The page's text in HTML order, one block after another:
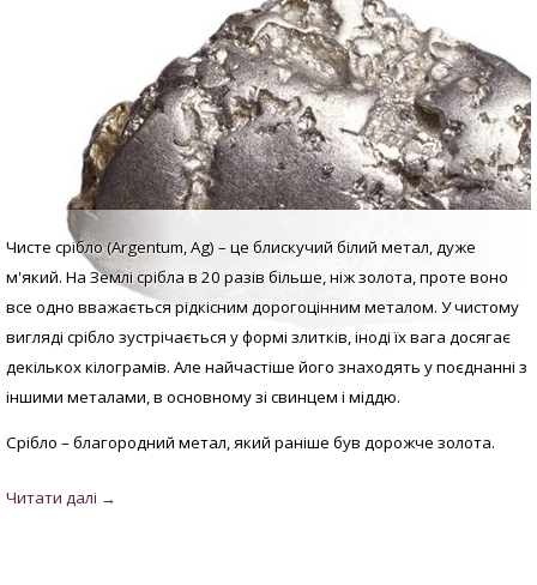
Чисте срібло (Argentum, Аg) – це блискучий білий метал, дуже
м'який. На Землі срібла в 20 разів більше, ніж золота, проте воно
все одно вважається рідкісним дорогоцінним металом. Учистому
вигляді срібло зустрічається у формі злитків, іноді їх вага досягає
декількох кілограмів. Але найчастіше його знаходять у поєднанні з
іншими металами, в основному зі свинцем і міддю.
Срібло – благородний метал, який раніше був дорожче золота.